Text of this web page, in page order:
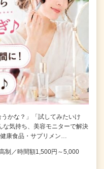
うかな？」「試してみたいけ
気持ち、美容モニターで解決
康食品・サプリメン…
制／時間額1,500円～5,000